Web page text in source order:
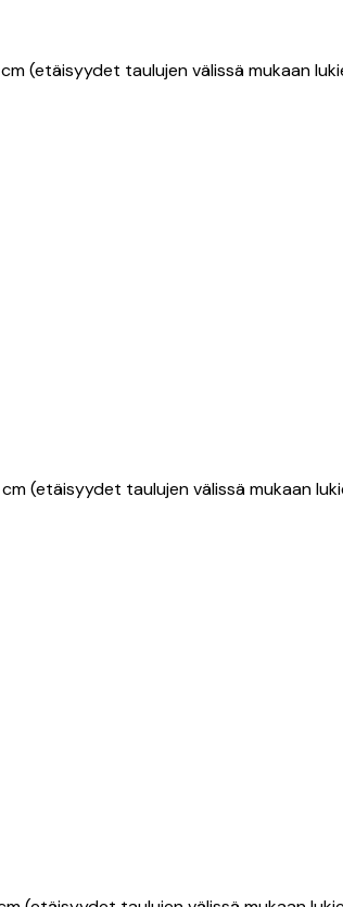
(etäisyydet taulujen välissä mukaan
(etäisyydet taulujen välissä mukaan